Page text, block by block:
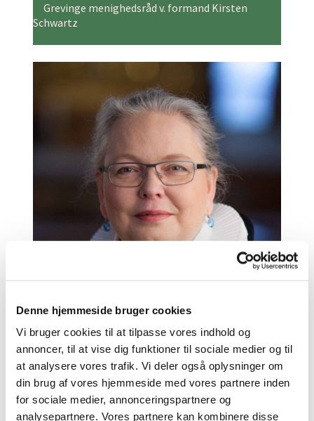
Denne hjemmeside bruger cookies
Vi bruger cookies til at tilpasse vores indhold og
annoncer, til at vise dig funktioner til sociale medier og til
at analysere vores trafik. Vi deler også oplysninger om
din brug af vores hjemmeside med vores partnere inden
for sociale medier, annonceringspartnere og
analysepartnere. Vores partnere kan kombinere disse
Grevinge menighedsråd v. formand Kirsten
Schwartz